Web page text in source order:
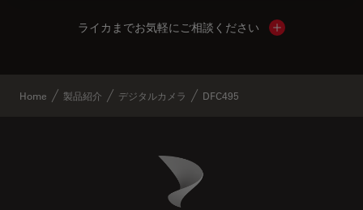
ライカまでお気軽にご相談ください Show local
Home 製品紹介 デジタルカメラ DFC495
Danaher Logo